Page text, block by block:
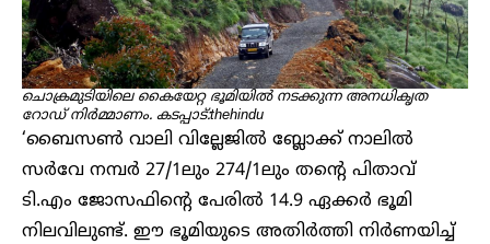
ചൊക്രമുടിയിലെ കൈയേറ്റ ഭൂമിയിൽ നടക്കുന്ന അനധികൃത
റോഡ് നിർമ്മാണം. കടപ്പാട്:thehindu
‘ബൈസൺ വാലി വില്ലേജിൽ ബ്ലോക്ക് നാലിൽ
സർവേ നമ്പർ 27/1ലും 274/1ലും തന്റെ പിതാവ്
ടി.എം ജോസഫിന്റെ പേരിൽ 14.9 ഏക്കർ ഭൂമി
നിലവിലുണ്ട്. ഈ ഭൂമിയുടെ അതിർത്തി നിർണയിച്ച്